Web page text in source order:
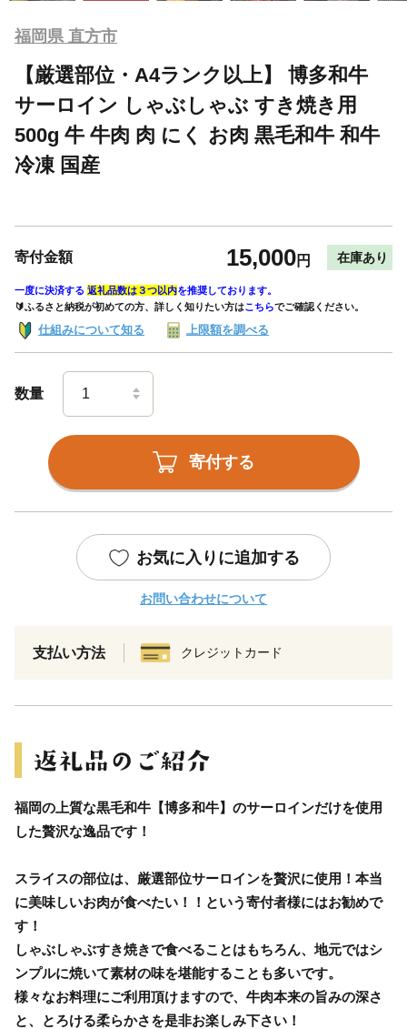
福岡県 直方市
【厳選部位・A4ランク以上】 博多和牛
サーロイン しゃぶしゃぶ すき焼き用
500g 牛 牛肉 肉 にく お肉 黒毛和牛 和牛
冷凍 国産
寄付金額 15,000円 在庫あり
一度に決済する 返礼品数は３つ以内を推奨しております。
🔰ふるさと納税が初めての方、詳しく知りたい方はこちらでご確認ください。
仕組みについて知る 上限額を調べる
数量
寄付する
お気に入りに追加する
お問い合わせについて
支払い方法 クレジットカード
福岡の上質な黒毛和牛【博多和牛】のサーロインだけを使用
した贅沢な逸品です！
スライスの部位は、厳選部位サーロインを贅沢に使用！本当
に美味しいお肉が食べたい！！という寄付者様にはお勧めで
す！
しゃぶしゃぶすき焼きで食べることはもちろん、地元ではシ
ンプルに焼いて素材の味を堪能することも多いです。
様々なお料理にご利用頂けますので、牛肉本来の旨みの深さ
と、とろける柔らかさを是非お楽しみ下さい！